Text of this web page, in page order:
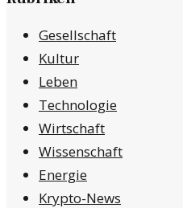
Gesellschaft
Kultur
Leben
Technologie
Wirtschaft
Wissenschaft
Energie
Krypto-News